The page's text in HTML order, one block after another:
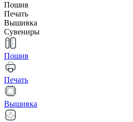
Пошив
Печать
Вышивка
Сувениры
Пошив
Печать
Вышивка